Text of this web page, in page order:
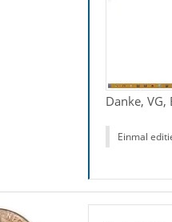
Danke, VG,
Einmal